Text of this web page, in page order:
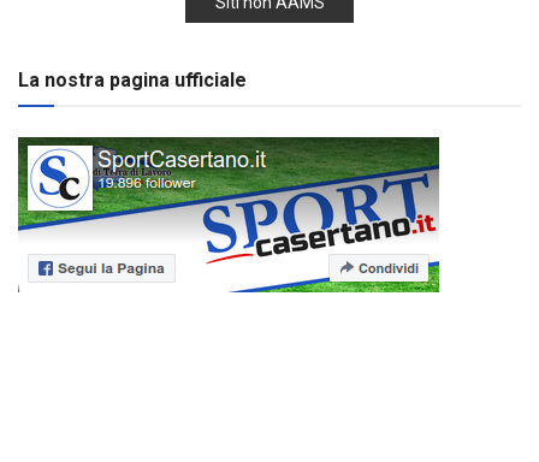
La nostra pagina ufficiale